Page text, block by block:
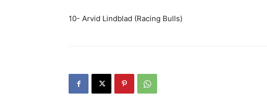
10- Arvid Lindblad (Racing Bulls)